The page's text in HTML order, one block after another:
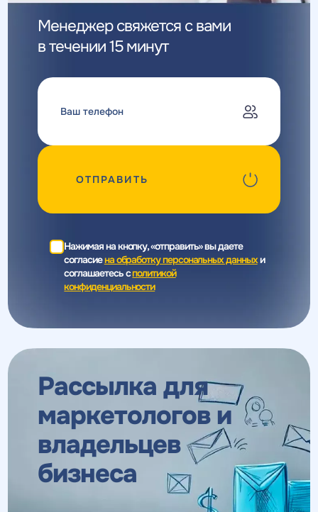
Менеджер свяжется с вами
в течении 15 минут
ОТПРАВИТЬ
Нажимая на кнопку, «отправить» вы даете
согласиена обработку персональных данныхи
соглашаетесь cполитикой
конфиденциальности
Рассылка для
маркетологови
владельцев
бизнеса